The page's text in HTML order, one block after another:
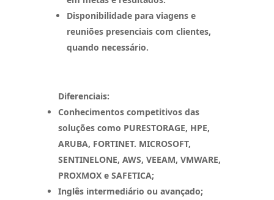
Disponibilidade para viagens e
reuniões presenciais com clientes,
quando necessário.
Diferenciais:
Conhecimentos competitivos das
soluções como PURESTORAGE, HPE,
ARUBA, FORTINET. MICROSOFT,
SENTINELONE, AWS, VEEAM, VMWARE,
PROXMOX e SAFETICA;
Inglês intermediário ou avançado;